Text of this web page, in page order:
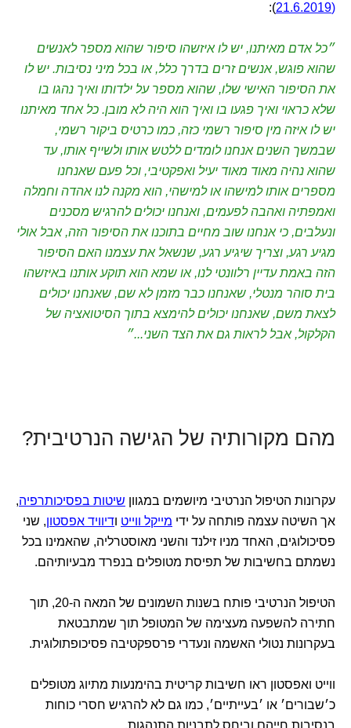
(21.6.2019
):
״כל אדם מאיתנו, יש לו איזשהו סיפור שהוא מספר לאנשים
שהוא פוגש, אנשים זרים בדרך כלל, או בכל מיני נסיבות. יש לו
את הסיפור האישי שלו, שהוא מספר על ילדותו ואיך נהגו בו
שלא כראוי ואיך פגעו בו ואיך הוא היה לא מובן. כל אחד מאיתנו
יש לו איזה מין סיפור רשמי כזה, כמו כרטיס ביקור רשמי,
שבמשך השנים אנחנו לומדים ללטש אותו ולשייף אותו, עד
שהוא נהיה מאוד מאוד יעיל ואפקטיבי, וכל פעם שאנחנו
מספרים אותו למישהו או למישהי, הוא מקנה לנו אהדה וחמלה
ואמפתיה ואהבה לפעמים, ואנחנו יכולים להרגיש מסכנים
ונעלבים, כי אנחנו שוב מחיים בתוכנו את הסיפור הזה, אבל אולי
מגיע רגע, וצריך שיגיע רגע, שנשאל את עצמנו האם הסיפור
הזה באמת עדיין רלוונטי לנו, או שמא הוא תוקע אותנו באיזשהו
בית סוהר מנטלי, שאנחנו כבר מזמן לא שם, שאנחנו יכולים
לצאת משם, שאנחנו יכולים להימצא בתוך הסיטואציה של
הקלקול, אבל לראות גם את הצד השני...״
מהם מקורותיה של הגישה הנרטיבית?
עקרונות הטיפול הנרטיבי מיושמים במגוון שיטות בפסיכותרפיה,
אך השיטה עצמה פותחה על ידי מייקל ווייט ודיוויד אפסטון, שני
פסיכולוגים, האחד מניו זילנד והשני מאוסטרליה, שהאמינו בכל
נשמתם בחשיבות של תפיסת מטופלים בנפרד מבעיותיהם.
הטיפול הנרטיבי פותח בשנות השמונים של המאה ה-20, תוך
חתירה להשפעה מעצימה של המטופל תוך שמתבטאת
בעקרונות נטולי האשמה ונעדרי פרספקטיבה פסיכופתולוגית.
ווייט ואפסטון ראו חשיבות קריטית בהימנעות מתיוג מטופלים
כ׳שבורים׳ או ׳בעייתיים׳, כמו גם לא להרגיש חסרי כוחות